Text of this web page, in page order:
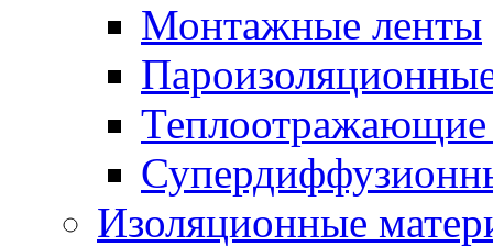
Монтажные ленты
Теплоотражающие
Изоляционные